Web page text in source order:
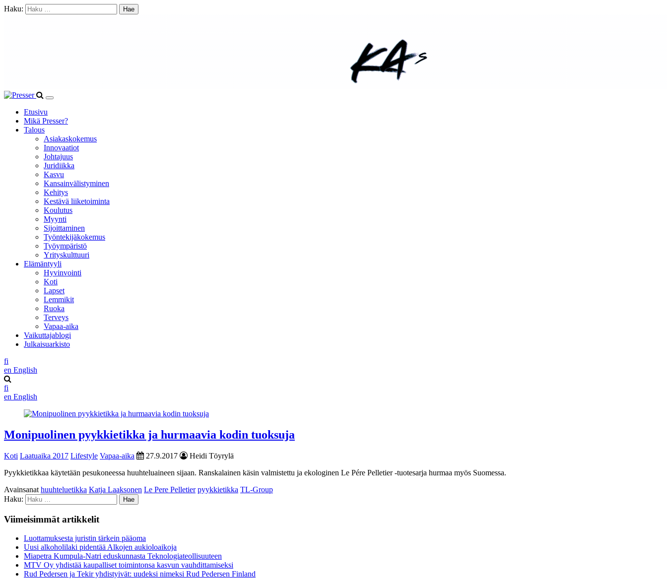
Haku:
Etusivu
Mikä Presser?
Talous
Asiakaskokemus
Innovaatiot
Johtajuus
Juridiikka
Kasvu
Kansainvälistyminen
Kehitys
Kestävä liiketoiminta
Koulutus
Myynti
Sijoittaminen
Työntekijäkokemus
Työympäristö
Yrityskulttuuri
Elämäntyyli
Hyvinvointi
Koti
Lapset
Lemmikit
Ruoka
Terveys
Vapaa-aika
Vaikuttajablogi
Julkaisuarkisto
fi
en English
fi
en English
Monipuolinen pyykkietikka ja hurmaavia kodin tuoksuja
Koti Laatuaika 2017 Lifestyle Vapaa-aika 27.9.2017
Heidi Töyrylä
Pyykkietikkaa käytetään pesukoneessa huuhteluaineen sijaan. Ranskalainen käsin valmistettu ja ekologinen Le Pére Pelletier -tuotesarja hurmaa myös Suomessa.
Avainsanat huuhteluetikka Katja Laaksonen Le Pere Pelletier pyykkietikka TL-Group
Haku:
Viimeisimmät artikkelit
Luottamuksesta juristin tärkein pääoma
Uusi alkoholilaki pidentää Alkojen aukioloaikoja
Miapetra Kumpula-Natri eduskunnasta Teknologiateollisuuteen
MTV Oy yhdistää kaupalliset toimintonsa kasvun vauhdittamiseksi
Rud Pedersen ja Tekir yhdistyivät: uudeksi nimeksi Rud Pedersen Finland